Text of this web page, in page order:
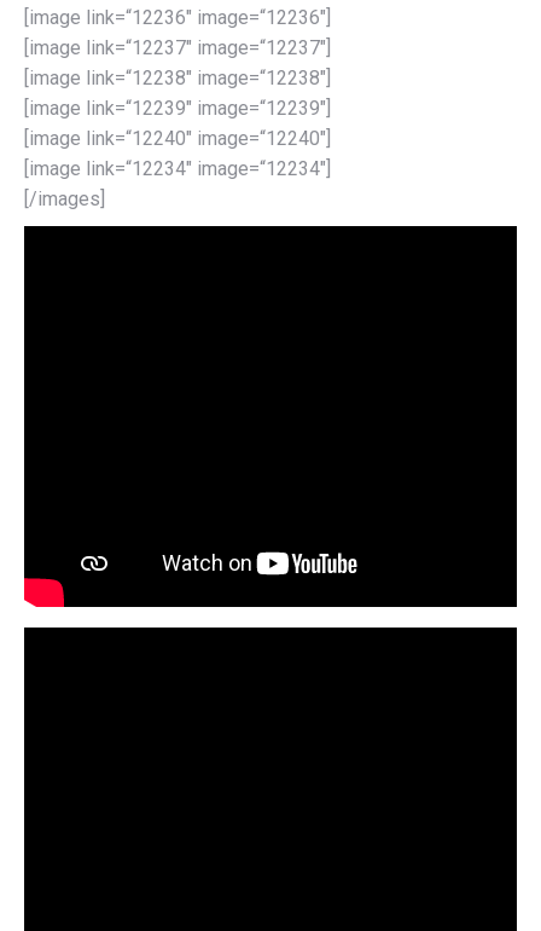
[image link=“12236″ image=“12236″]
[image link=“12237″ image=“12237″]
[image link=“12238″ image=“12238″]
[image link=“12239″ image=“12239″]
[image link=“12240″ image=“12240″]
[image link=“12234″ image=“12234″]
[/images]